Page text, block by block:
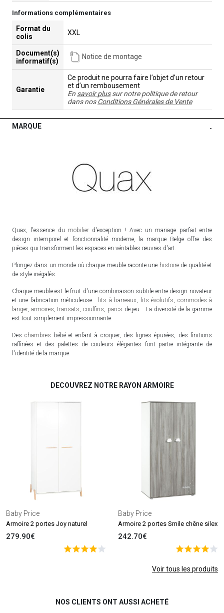
Informations complémentaires
Format du
colis
XXL
Document(s)
informatif(s)
Notice de montage
Garantie
Ce produit ne pourra faire l’objet d’un retour
et d’un rembousement
En savoir plussur notre politique de retour
dans nosConditions Générales de Vente
MARQUE -
Quax, l'essence du mobilierd'exception ! Avec un mariage parfait entre
design intemporel et fonctionnalité moderne, la marque Belge offre des
pièces qui transforment les espaces en véritables œuvres d'art.
Plongez dans un monde où chaque meuble raconte une histoirede qualité et
de style inégalés.
Chaque meuble est le fruit d'une combinaison subtile entre design novateur
et une fabrication méticuleuse :
lits à barreaux, lits évolutifs, commodes à
langer, armoires,transats,couffins, parcs de jeu... La diversité de la gamme
est tout simplement impressionnante.
Deschambres bébé et enfant à croquer, des lignes épurées, des finitions
raffinées et des palettes de couleurs élégantes font partie intégrante de
l'identité de la marque.
DECOUVREZ NOTRE RAYON ARMOIRE
Baby Price
Armoire 2 portes Joy naturel
279.90€
Baby Price
Armoire 2 portes Smile chêne silex
242.70€
Voir tous les produits
NOS CLIENTS ONT AUSSI ACHETÉ